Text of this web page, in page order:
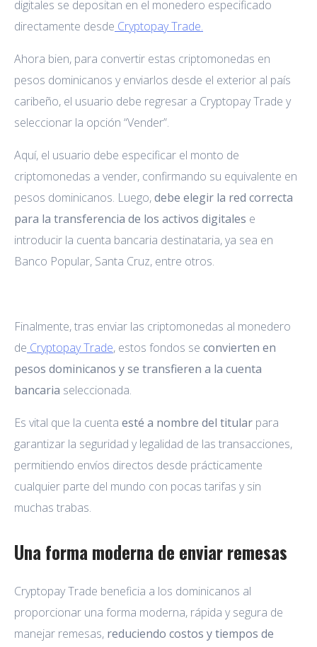
digitales se depositan en el monedero especificado
directamente desde Cryptopay Trade.
Ahora bien, para convertir estas criptomonedas en
pesos dominicanos y enviarlos desde el exterior al país
caribeño, el usuario debe regresar a Cryptopay Trade y
seleccionar la opción “Vender”.
Aquí, el usuario debe especificar el monto de
criptomonedas a vender, confirmando su equivalente en
pesos dominicanos. Luego,debe elegir la red correcta
para la transferencia de los activos digitales e
introducir la cuenta bancaria destinataria, ya sea en
Banco Popular, Santa Cruz, entre otros.
Finalmente, tras enviar las criptomonedas al monedero
de Cryptopay Trade, estos fondos se convierten en
pesos dominicanos y se transfieren a la cuenta
bancaria seleccionada.
Es vital que la cuenta esté a nombre del titular para
garantizar la seguridad y legalidad de las transacciones,
permitiendo envíos directos desde prácticamente
cualquier parte del mundo con pocas tarifas y sin
muchas trabas.
Una forma moderna de enviar remesas
Cryptopay Trade beneficia a los dominicanos al
proporcionar una forma moderna, rápida y segura de
manejar remesas, reduciendo costos y tiempos de